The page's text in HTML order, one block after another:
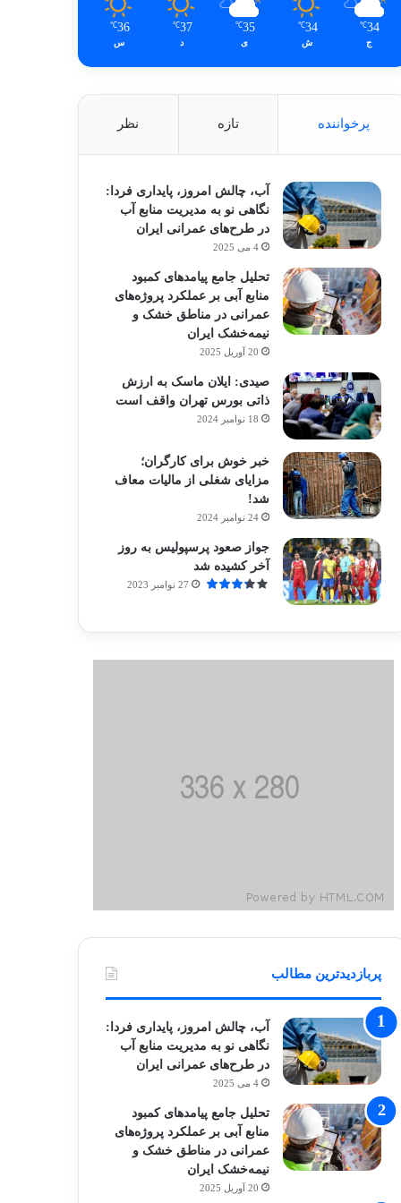
34
℃
ج
34
℃
ش
35
℃
ی
37
℃
د
36
℃
س
پرخواننده تازه نظر
آب، چالش امروز، پایداری فردا:
نگاهی نو به مدیریت منابع آب
در طرح‌های عمرانی ایران
4 می 2025
تحلیل جامع پیامدهای کمبود
منابع آبی بر عملکرد پروژه‌های
عمرانی در مناطق خشک و
نیمه‌خشک ایران
20 آوریل 2025
صیدی: ایلان ماسک به ارزش
ذاتی بورس تهران واقف است
18 نوامبر 2024
خبر خوش برای کارگران؛
مزایای شغلی از مالیات معاف
شد!
24 نوامبر 2024
جواز صعود پرسپولیس به روز
آخر کشیده شد
27 نوامبر 2023
پربازدیدترین مطالب
آب، چالش امروز، پایداری فردا:
نگاهی نو به مدیریت منابع آب
در طرح‌های عمرانی ایران
4 می 2025
تحلیل جامع پیامدهای کمبود
منابع آبی بر عملکرد پروژه‌های
عمرانی در مناطق خشک و
نیمه‌خشک ایران
20 آوریل 2025